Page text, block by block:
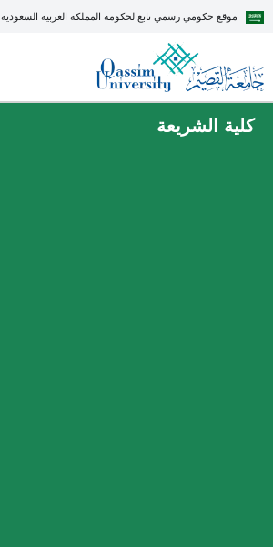
موقع حكومي رسمي تابع لحكومة المملكة العربية السعودية
كلية الشريعة